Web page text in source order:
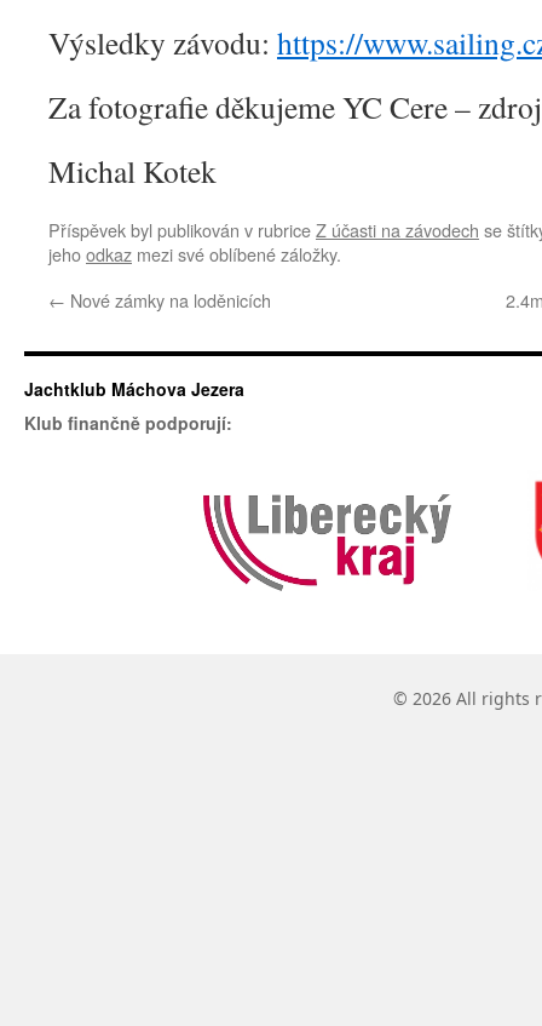
Výsledky závodu: https://
Za fotografie děkujeme YC Cere –
Michal Kotek
Příspěvek byl publikován v rubriceZ účasti na závodech se
jehoodkaz mezi své oblíbené záložky.
← Nové zámky na loděnicích
Jachtklub Máchova Jezera
Klub finančně podporují:
© 2026 All rights